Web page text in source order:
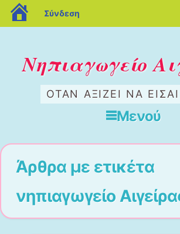
Νηπιαγωγείο
ΟΤΑΝ ΑΞΙΖΕΙ ΝΑ ΕΙΣΑΙ
Μενού
Άρθρα με ετικέτα
νηπιαγωγείο
blogs.sch.gr
Σύνδεση